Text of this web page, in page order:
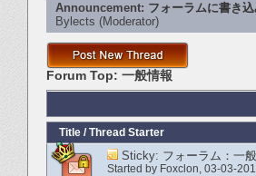
Announcement: フォーラムに書き
Bylects ‎(Moderator)
Forum Top: 一般情報
Title / Thread Starter
Sticky: フォーラム：一
Started by Foxclon‎, 03-03-